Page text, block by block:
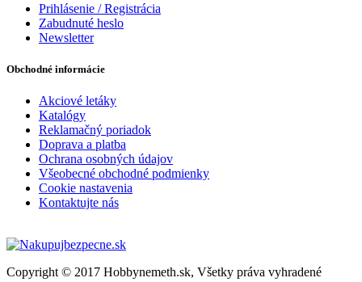
Prihlásenie / Registrácia
Zabudnuté heslo
Newsletter
Obchodné informácie
Akciové letáky
Katalógy
Reklamačný poriadok
Doprava a platba
Ochrana osobných údajov
Všeobecné obchodné podmienky
Cookie nastavenia
Kontaktujte nás
Copyright © 2017 Hobbynemeth.sk, Všetky práva vyhradené